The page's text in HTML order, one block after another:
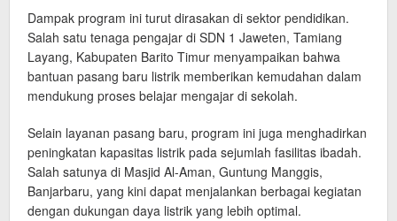
Dampak program ini turut dirasakan di sektor pendidikan.
Salah satu tenaga pengajar di SDN 1 Jaweten, Tamiang
Layang, Kabupaten Barito Timur menyampaikan bahwa
bantuan pasang baru listrik memberikan kemudahan dalam
mendukung proses belajar mengajar di sekolah.
Selain layanan pasang baru, program ini juga menghadirkan
peningkatan kapasitas listrik pada sejumlah fasilitas ibadah.
Salah satunya di Masjid Al-Aman, Guntung Manggis,
Banjarbaru, yang kini dapat menjalankan berbagai kegiatan
dengan dukungan daya listrik yang lebih optimal.